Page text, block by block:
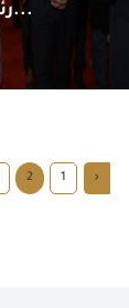
رئيس الهيئة ال...
‹
1
2